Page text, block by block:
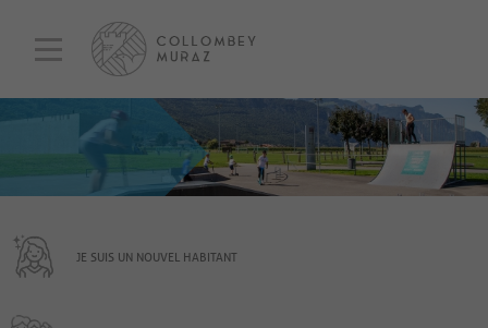
JE SUIS UN NOUVEL HABITANT